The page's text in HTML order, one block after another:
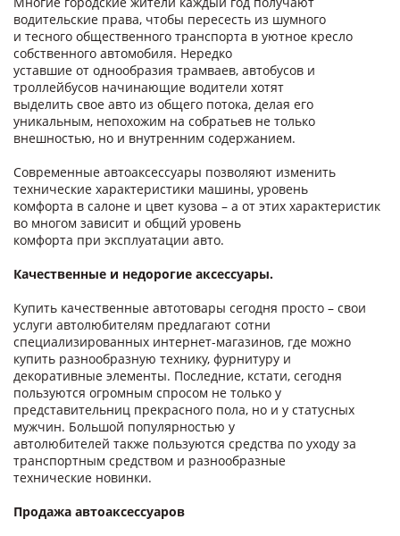
водительские права, чтобы пересесть из шумного
и тесного общественного транспорта в уютное кресло
собственного автомобиля. Нередко
уставшие от однообразия трамваев, автобусов и
троллейбусов начинающие водители хотят
выделить свое авто из общего потока, делая его
уникальным, непохожим на собратьев не только
внешностью, но и внутренним содержанием.
Современные автоаксессуары позволяют изменить
технические характеристики машины, уровень
комфорта в салоне и цвет кузова – а от этих характеристик
во многом зависит и общий уровень
комфорта при эксплуатации авто.
Качественные и недорогие аксессуары.
Купить качественные автотовары сегодня просто – свои
услуги автолюбителям предлагают сотни
специализированных интернет-магазинов, где можно
купить разнообразную технику, фурнитуру и
декоративные элементы. Последние, кстати, сегодня
пользуются огромным спросом не только у
представительниц прекрасного пола, но и у статусных
мужчин. Большой популярностью у
автолюбителей также пользуются средства по уходу за
транспортным средством и разнообразные
технические новинки.
Продажа автоаксессуаров